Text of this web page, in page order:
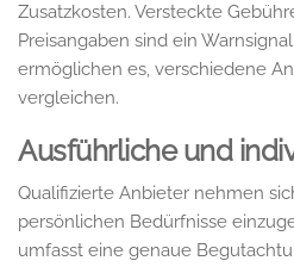
Zusatzkosten. Versteckte
Preisangaben sind ein
ermöglichen es, verschiedene
vergleichen.
Ausführliche und
Qualifizierte Anbieter nehmen
persönlichen Bedürfnisse
umfasst eine genaue